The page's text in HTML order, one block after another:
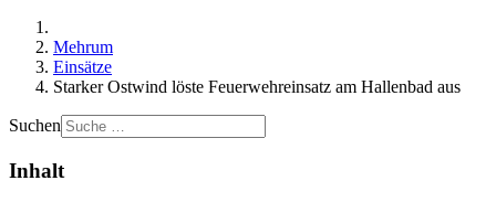
Mehrum
Einsätze
Starker Ostwind löste Feuerwehreinsatz am Hallenbad aus
Suchen
Inhalt